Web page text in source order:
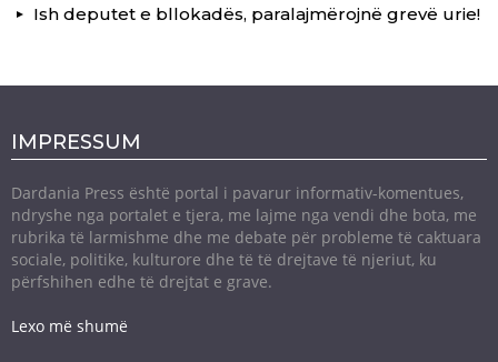
Ish deputet e bllokadës, paralajmërojnë grevë urie!
IMPRESSUM
Dardania Press është portal i pavarur informativ-komentues,
ndryshe nga portalet e tjera, me lajme nga vendi dhe bota, me
rubrika të larmishme dhe me debate për probleme të caktuara
sociale, politike, kulturore dhe të të drejtave të njeriut, ku
përfshihen edhe të drejtat e grave.
Lexo më shumë